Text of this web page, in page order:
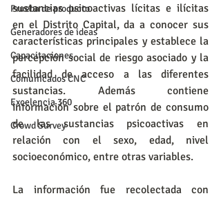
Prueba de producto
Generadores de ideas
Capacitaciones
Comunicados CNC
Excelencia 360
Crowd Survey
sustancias psicoactivas lícitas e ilícitas
en el Distrito Capital, da a conocer sus
características principales y establece la
percepción social de riesgo asociado y la
facilidad de acceso a las diferentes
sustancias. Además contiene
información sobre el patrón de consumo
de las sustancias psicoactivas en
relación con el sexo, edad, nivel
socioeconómico, entre otras variables.
La información fue recolectada con